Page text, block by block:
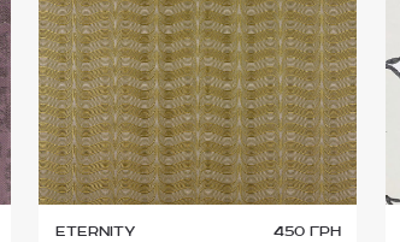
Eternity 450 грн